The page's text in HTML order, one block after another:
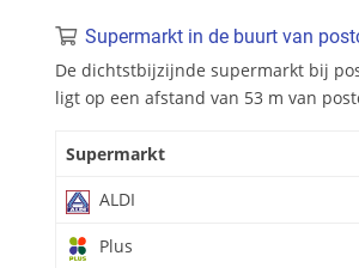
Supermarkt in de buurt van
De dichtstbijzijnde supermarkt bij
ligt op een afstand van 53 m van
Supermarkt
ALDI
Plus